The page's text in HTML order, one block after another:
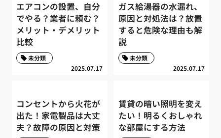
エアコンの設置、自分
でやる？業者に頼む？
メリット・デメリット
比較
2025.07.17
未分類
ガス給湯器の水漏れ、
原因と対処法は？放置
すると危険な理由も解
説
2025.07.17
未分類
コンセントから火花が
出た！家電製品は大丈
夫？故障の原因と対策
賃貸の暗い照明を変え
たい！明るくおしゃれ
な部屋にする方法